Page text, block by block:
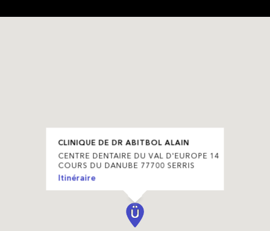
CLINIQUE DE DR ABITBOL ALAIN
CENTRE DENTAIRE DU VAL D'EUROPE 14
COURS DU DANUBE 77700 SERRIS
Itinéraire